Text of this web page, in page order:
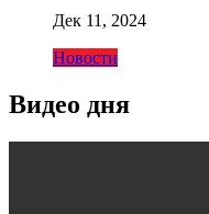
Дек 11, 2024
Новости
Видео дня